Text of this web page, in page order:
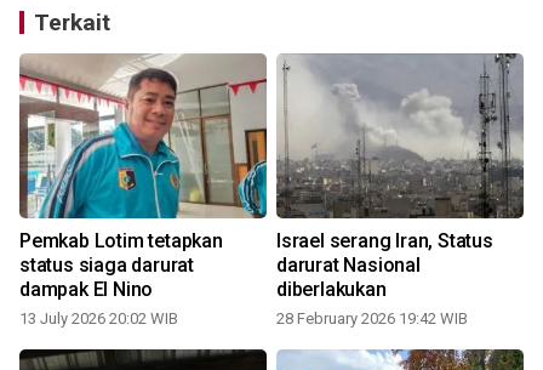
Terkait
Pemkab Lotim tetapkan
status siaga darurat
dampak El Nino
13 July 2026 20:02 WIB
Israel serang Iran, Status
darurat Nasional
diberlakukan
28 February 2026 19:42 WIB